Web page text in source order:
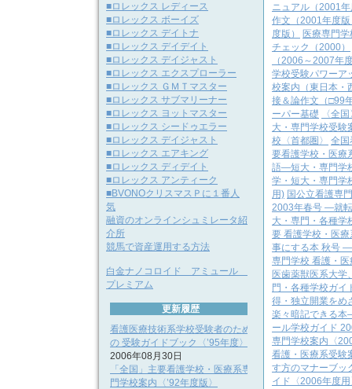
ニュアル（2001
作文（2001年度版
度版）
医療専門
チェック（2000）
（2006～2007年
学校受験パワーア
校案内（東日本・
接＆論作文（□99
ーパー基礎
〈全
大・専門学校受
校〈首都圏〉
全国
要看護学校・医療
語―短大・専門学
学・短大・専門学
用) 国公立看護専
2003年春号 ―就
大・専門・各種学
要 看護学校・医
事にする本 秋号
専門学校 看護・
医歯薬獣医系大学
門・各種学校ガイ
得・独立開業をめ
楽々暗記できる本
ール学校ガイド
専門学校案内〈
看護・医療系受験
す方のマナーブッ
イド〈2006年度
■ロレックス レディース
■ロレックス ボーイズ
■ロレックス デイトナ
■ロレックス デイデイト
■ロレックス デイジャスト
■ロレックス エクスプローラー
■ロレックス ＧＭＴマスター
■ロレックス サブマリーナー
■ロレックス ヨットマスター
■ロレックス シードゥエラー
■ロレックス デイジャスト
■ロレックス エアキング
■ロレックス ディデイト
■ロレックス アンティーク
■BVONOクリスマスＰに１番人
気
融資のオンラインシュミレータ紹
介所
競馬で資産運用する方法
白金ナノコロイド アミュール
プレミアム
更新履歴
看護医療技術系学校受験者のため
の 受験ガイドブック〈’95年度〉
2006年08月30日
「全国」主要看護学校・医療系専
門学校案内〈’92年度版〉